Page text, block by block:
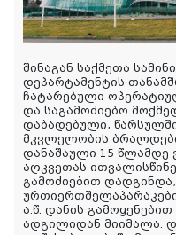
შინაგან საქმეთა
დეპარტამენტის
ჩატარებული
და საგამოძიებო
დაბადებული,
მკვლელობის
დანაშაული 15 წლამდე
აღკვეთას
გამოძიებით
ა.წ. დანის
ადგილიდან მიიმალა.